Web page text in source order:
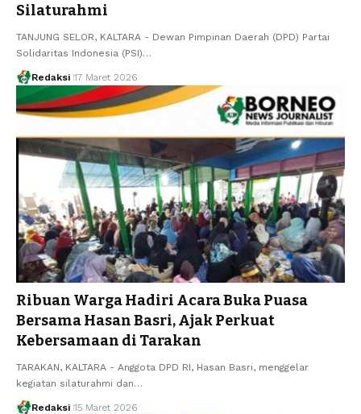
Silaturahmi
TANJUNG SELOR, KALTARA - Dewan Pimpinan Daerah (DPD) Partai
Solidaritas Indonesia (PSI)…
Redaksi 17 Maret 2026
Ribuan Warga Hadiri Acara Buka Puasa
Bersama Hasan Basri, Ajak Perkuat
Kebersamaan di Tarakan
TARAKAN, KALTARA - Anggota DPD RI, Hasan Basri, menggelar
kegiatan silaturahmi dan…
Redaksi 15 Maret 2026